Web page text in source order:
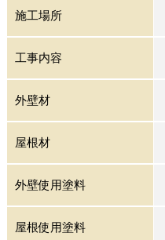
施工場所
工事内容
外壁材
屋根材
外壁使用塗料
屋根使用塗料